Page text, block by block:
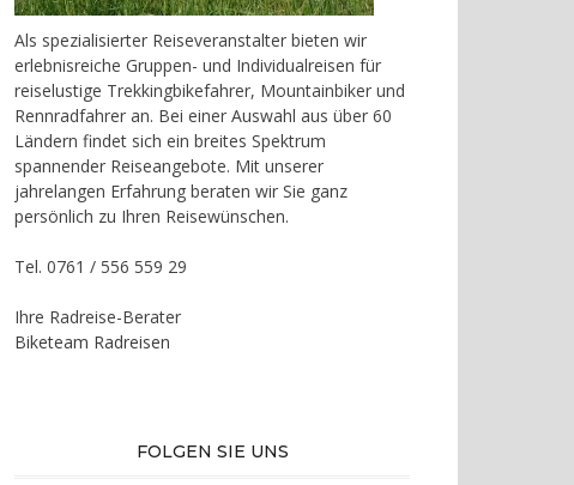
Als spezialisierter Reiseveranstalter bieten wir
erlebnisreiche Gruppen- und Individualreisen für
reiselustige Trekkingbikefahrer, Mountainbiker und
Rennradfahrer an. Bei einer Auswahl aus über 60
Ländern findet sich ein breites Spektrum
spannender Reiseangebote. Mit unserer
jahrelangen Erfahrung beraten wir Sie ganz
persönlich zu Ihren Reisewünschen.
Tel. 0761 / 556 559 29
Ihre Radreise-Berater
Biketeam Radreisen
FOLGEN SIE UNS